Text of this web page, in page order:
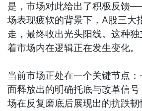
是，市场对此给出了积极反馈
场表现疲软的背景下，A股三大
走，最终收出光头阳线。这种
着市场内在逻辑正在发生变化。
当前市场正处在一个关键节点
面释放出的明确托底与改革信
场在反复磨底后展现出的抗跌